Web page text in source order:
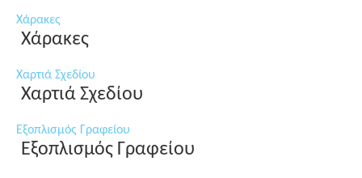
Χάρακες
Χάρακες
Χαρτιά Σχεδίου
Χαρτιά Σχεδίου
Εξοπλισμός Γραφείου
Εξοπλισμός Γραφείου